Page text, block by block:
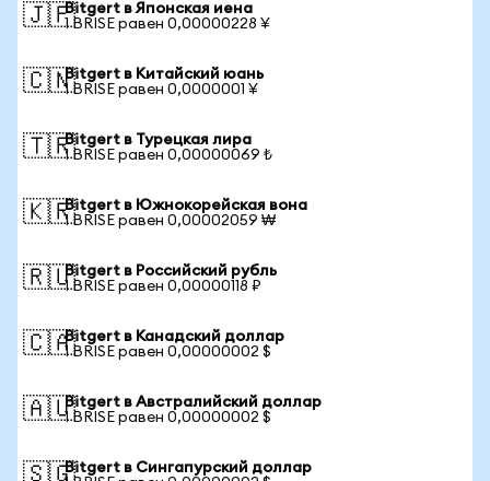
🇯🇵Bitgert в Японская иена
1 BRISE равен 0,00000228 ¥
🇨🇳Bitgert в Китайский юань
1 BRISE равен 0,0000001 ¥
🇹🇷Bitgert в Турецкая лира
1 BRISE равен 0,00000069 ₺
🇰🇷Bitgert в Южнокорейская вона
1 BRISE равен 0,00002059 ₩
🇷🇺Bitgert в Российский рубль
1 BRISE равен 0,00000118 ₽
🇨🇦Bitgert в Канадский доллар
1 BRISE равен 0,00000002 $
🇦🇺Bitgert в Австралийский доллар
1 BRISE равен 0,00000002 $
🇸🇬Bitgert в Сингапурский доллар